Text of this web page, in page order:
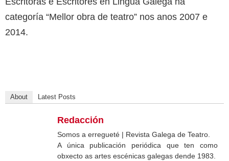
categoría “Mellor obra de teatro” nos anos 2007 e
2014.
About Latest Posts
Redacción
Somos a erregueté | Revista Galega de Teatro.
A única publicación periódica que ten como
obxecto as artes escénicas galegas dende 1983.